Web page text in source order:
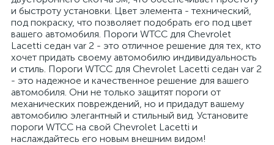
и быстроту установки. Цвет элемента - технический,
под покраску, что позволяет подобрать его под цвет
вашего автомобиля. Пороги WTCC для Chevrolet
Lacetti седан var 2 - это отличное решение для тех, кто
хочет придать своему автомобилю индивидуальность
и стиль. Пороги WTCC для Chevrolet Lacetti седан var 2
- это надежное и качественное решение для вашего
автомобиля. Они не только защитят пороги от
механических повреждений, но и придадут вашему
автомобилю элегантный и стильный вид. Установите
пороги WTCC на свой Chevrolet Lacetti и
наслаждайтесь его новым внешним видом!